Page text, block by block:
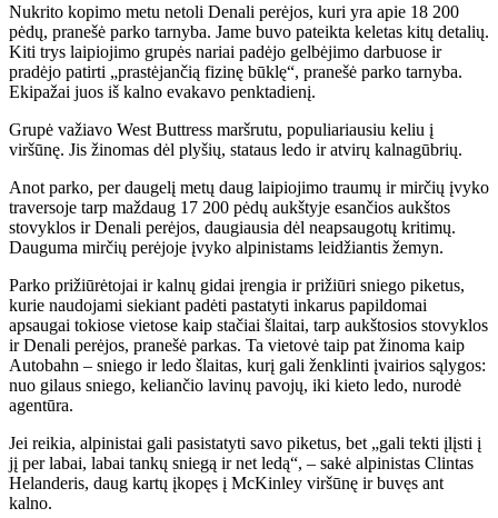
Nukrito kopimo metu netoli Denali perėjos, kuri yra apie 18 200
pėdų, pranešė parko tarnyba. Jame buvo pateikta keletas kitų detalių.
Kiti trys laipiojimo grupės nariai padėjo gelbėjimo darbuose ir
pradėjo patirti „prastėjančią fizinę būklę“, pranešė parko tarnyba.
Ekipažai juos iš kalno evakavo penktadienį.
Grupė važiavo West Buttress maršrutu, populiariausiu keliu į
viršūnę. Jis žinomas dėl plyšių, stataus ledo ir atvirų kalnagūbrių.
Anot parko, per daugelį metų daug laipiojimo traumų ir mirčių įvyko
traversoje tarp maždaug 17 200 pėdų aukštyje esančios aukštos
stovyklos ir Denali perėjos, daugiausia dėl neapsaugotų kritimų.
Dauguma mirčių perėjoje įvyko alpinistams leidžiantis žemyn.
Parko prižiūrėtojai ir kalnų gidai įrengia ir prižiūri sniego piketus,
kurie naudojami siekiant padėti pastatyti inkarus papildomai
apsaugai tokiose vietose kaip stačiai šlaitai, tarp aukštosios stovyklos
ir Denali perėjos, pranešė parkas. Ta vietovė taip pat žinoma kaip
Autobahn – sniego ir ledo šlaitas, kurį gali ženklinti įvairios sąlygos:
nuo gilaus sniego, keliančio lavinų pavojų, iki kieto ledo, nurodė
agentūra.
Jei reikia, alpinistai gali pasistatyti savo piketus, bet „gali tekti įlįsti į
jį per labai, labai tankų sniegą ir net ledą“, – sakė alpinistas Clintas
Helanderis, daug kartų įkopęs į McKinley viršūnę ir buvęs ant
kalno.